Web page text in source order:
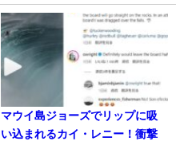
マウイ島ジョーズでリップに吸
い込まれるカイ・レニー！衝撃